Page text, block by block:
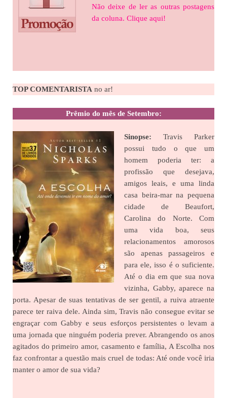
Não deixe de ler as outras postagens
da coluna. Clique aqui!
TOP COMENTARISTA no ar!
Prêmio do mês de Setembro:
Sinopse: Travis Parker
possui tudo o que um
homem poderia ter: a
profissão que desejava,
amigos leais, e uma linda
casa beira-mar na pequena
cidade de Beaufort,
Carolina do Norte. Com
uma vida boa, seus
relacionamentos amorosos
são apenas passageiros e
para ele, isso é o suficiente.
Até o dia em que sua nova
vizinha, Gabby, aparece na
porta. Apesar de suas tentativas de ser gentil, a ruiva atraente
parece ter raiva dele. Ainda sim, Travis não consegue evitar se
engraçar com Gabby e seus esforços persistentes o levam a
uma jornada que ninguém poderia prever. Abrangendo os anos
agitados do primeiro amor, casamento e família, A Escolha nos
faz confrontar a questão mais cruel de todas: Até onde você iria
manter o amor de sua vida?